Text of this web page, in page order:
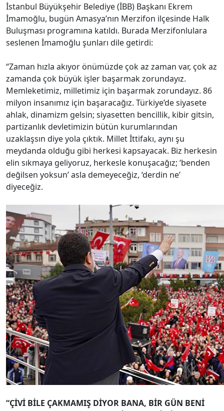
İstanbul Büyükşehir Belediye (İBB) Başkanı Ekrem
İmamoğlu, bugün Amasya’nın Merzifon ilçesinde Halk
Buluşması programına katıldı. Burada Merzifonlulara
seslenen İmamoğlu şunları dile getirdi:
“Zaman hızla akıyor önümüzde çok az zaman var, çok az
zamanda çok büyük işler başarmak zorundayız.
Memleketimiz, milletimiz için başarmak zorundayız. 86
milyon insanımız için başaracağız. Türkiye’de siyasete
ahlak, dinamizm gelsin; siyasetten bencillik, kibir gitsin,
partizanlık devletimizin bütün kurumlarından
uzaklaşsın diye yola çıktık. Millet İttifakı, aynı şu
meydanda olduğu gibi herkesi kapsayacak. Biz herkesin
elin sıkmaya geliyoruz, herkesle konuşacağız; ‘benden
değilsen yoksun’ asla demeyeceğiz, ‘derdin ne’
diyeceğiz.
“ÇİVİ BİLE ÇAKMAMIŞ DİYOR BANA, BİR GÜN BENİ